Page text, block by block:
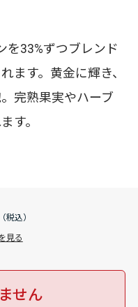
を33%ずつブレンド
ます。黄金に輝き、
完熟果実やハーブ
す。
見る
せん